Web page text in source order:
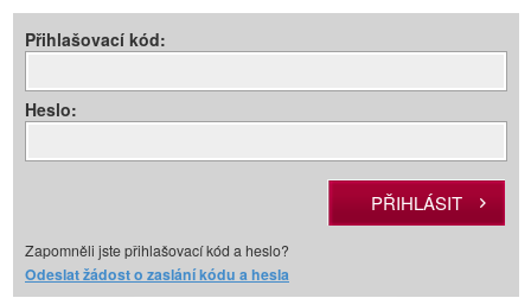
Přihlašovací kód:
Heslo:
Zapomněli jste přihlašovací kód a heslo?
Odeslat žádost o zaslání kódu a hesla